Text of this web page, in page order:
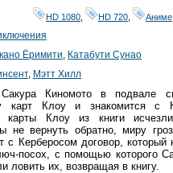
HD 1080 HD 720 Аниме
Ёримити, Катабути Сунао
, Мэтт Хилл
Сакура Киномото в подвале
карт Клоу и знакомится с
карты Клоу из книги
не вернуть обратно, миру
с Керберосом договор, который
посох, с помощью которого
ловить их, возвращая в книгу.